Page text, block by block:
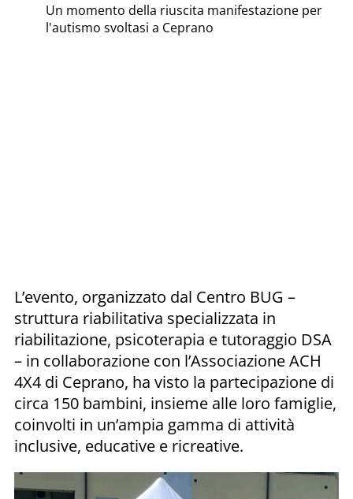
Un momento della riuscita manifestazione per
l'autismo svoltasi a Ceprano
L’evento, organizzato dal Centro BUG –
struttura riabilitativa specializzata in
riabilitazione, psicoterapia e tutoraggio DSA
– in collaborazione con l’Associazione ACH
4X4 di Ceprano, ha visto la partecipazione di
circa 150 bambini, insieme alle loro famiglie,
coinvolti in un’ampia gamma di attività
inclusive, educative e ricreative.